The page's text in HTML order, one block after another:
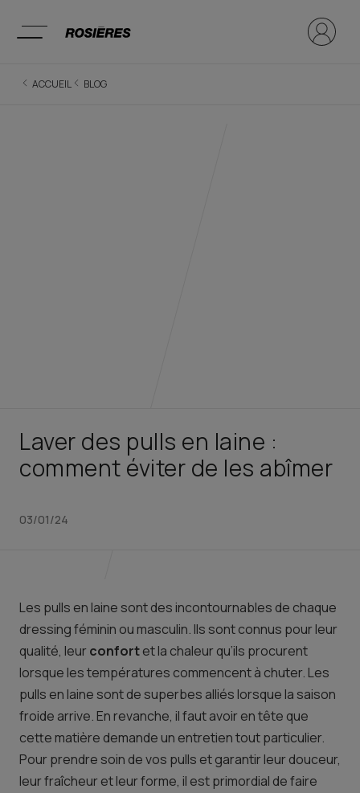
ACCUEIL BLOG
Laver des pulls en laine :
comment éviter de les abîmer
03/01/24
Les pulls en laine sont des incontournables de chaque
dressing féminin ou masculin. Ils sont connus pour leur
qualité, leurconfortet la chaleur qu’ils procurent
lorsque les températures commencent à chuter. Les
pulls en laine sont de superbes alliés lorsque la saison
froide arrive. En revanche, il faut avoir en tête que
cette matière demande un entretien tout particulier.
Pour prendre soin de vos pulls et garantir leur douceur,
leur fraîcheur et leur forme, il est primordial de faire